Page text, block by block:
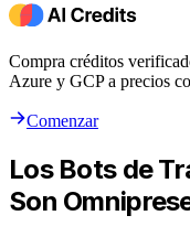
Compra créditos
Azure y GCP a precios
Comenzar
Los Bots de
Son